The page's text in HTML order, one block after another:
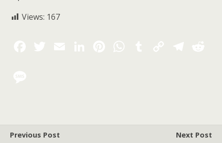
Views: 167
Previous Post
Next Post